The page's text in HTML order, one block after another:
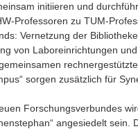
initiieren und
Professoren zu TUM-
Vernetzung der
von Laboreinrichtungen
sorgen zusätzlich für
Forschungsverbundes
angesiedelt